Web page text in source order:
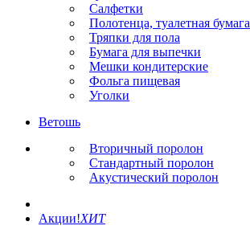
Салфетки
Полотенца, туалетная бумага
Тряпки для пола
Бумага для выпечки
Мешки кондитерские
Фольга пищевая
Уголки
Ветошь
Вторичный поролон
Стандартный поролон
Акустический поролон
Акции!ХИТ